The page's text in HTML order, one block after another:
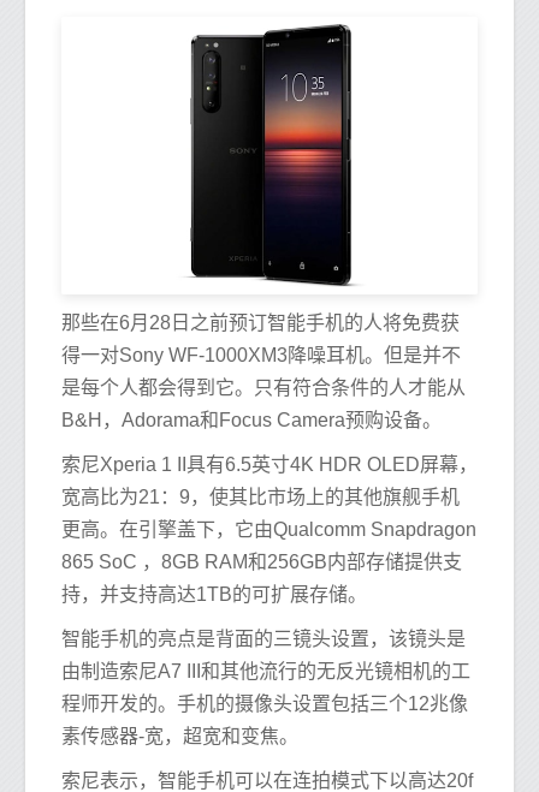
那些在6月28日之前预订智能手机的人将免费获
得一对Sony WF-1000XM3降噪耳机。但是并不
是每个人都会得到它。只有符合条件的人才能从
B&H，Adorama和Focus Camera预购设备。
索尼Xperia 1 II具有6.5英寸4K HDR OLED屏幕，
宽高比为21：9，使其比市场上的其他旗舰手机
更高。在引擎盖下，它由Qualcomm Snapdragon
865 SoC ，8GB RAM和256GB内部存储提供支
持，并支持高达1TB的可扩展存储。
智能手机的亮点是背面的三镜头设置，该镜头是
由制造索尼A7 III和其他流行的无反光镜相机的工
程师开发的。手机的摄像头设置包括三个12兆像
素传感器-宽，超宽和变焦。
索尼表示，智能手机可以在连拍模式下以高达20f